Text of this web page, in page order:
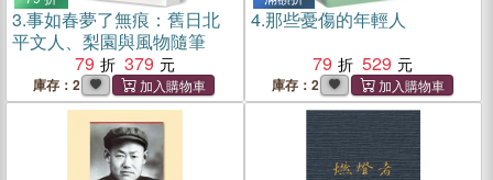
3.事如春夢了無痕：舊日北
平文人、梨園與風物隨筆
79
379
庫存：2
4.那些憂傷的年輕人
79
529
庫存：2